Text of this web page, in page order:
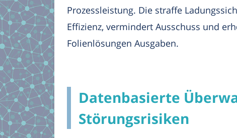
Prozessleistung. Die straffe
Effizienz, vermindert Ausschuss und
Folienlösungen Ausgaben.
Datenbasierte
Störungsrisiken